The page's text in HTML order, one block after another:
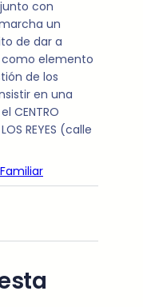
con
un
de dar a
elemento
de los
en una
CENTRO
LOS REYES (calle